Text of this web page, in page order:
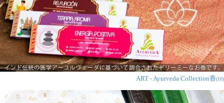
ART - Ayurveda Collection香(10)